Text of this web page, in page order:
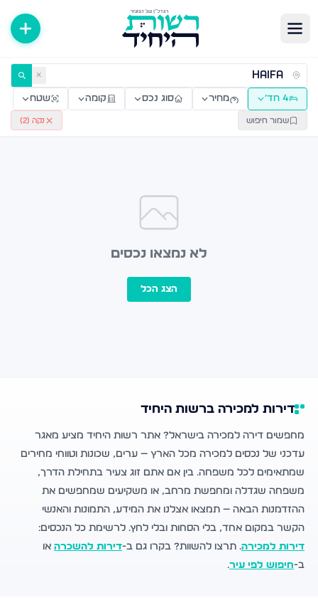
דירות למכירה ולהשכרה — רשות היחיד ✕
4 חד׳ מחיר סוג נכס קומה שטח
שמור חיפוש נקה (2
)
לא נמצאו נכסים
הצג הכל
דירות למכירה ברשות היחיד
מחפשים דירה למכירה בישראל? אתר רשות היחיד מציע מאגר
עדכני של נכסים למכירה מכל הארץ — ערים, שכונות וטווחי מחירים
שמתאימים לכל משפחה. בין אם אתם זוג צעיר בתחילת הדרך,
משפחה שגדלה ומחפשת מרחב, או משקיעים שמחפשים את
ההזדמנות הבאה — תמצאו אצלנו את המידע, התמונות והאנשי
הקשר במקום אחד, בלי הסחות ובלי לחץ. לרשימת כל הנכסים:
דירות למכירה. תרצו להשוות? בקרו גם ב-דירות להשכרה או
ב-חיפוש לפי עיר.